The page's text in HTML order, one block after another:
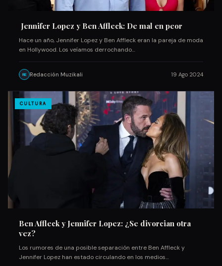
Jennifer Lopez y Ben Affleck: De mal en peor
Hace un año, Jennifer Lopez y Ben Affleck eran la pareja de moda
en Hollywood. Los veíamos derrochando…
RE Redacción Muzikali 19 Ago 2024
CULTURA
Ben Affleck y Jennifer Lopez: ¿Se divorcian otra
vez?
Los rumores de una posible separación entre Ben Affleck y
Jennifer Lopez han estado circulando en los medios…